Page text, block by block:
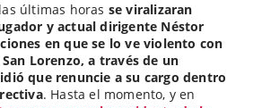
últimas horas se viralizaran
y actual dirigente Néstor
en que se lo ve violento con
San Lorenzo, a través de un
que renuncie a su cargo dentro
. Hasta el momento, y en